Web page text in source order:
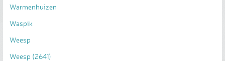
Warmenhuizen
Waspik
Weesp
Weesp (2641)